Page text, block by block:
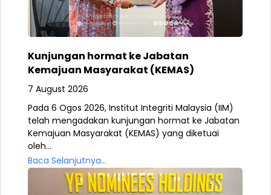
Kunjungan hormat ke Jabatan
Kemajuan Masyarakat (KEMAS)
7 August 2026
Pada 6 Ogos 2026, Institut Integriti Malaysia (IIM)
telah mengadakan kunjungan hormat ke Jabatan
Kemajuan Masyarakat (KEMAS) yang diketuai
oleh...
Baca Selanjutnya...